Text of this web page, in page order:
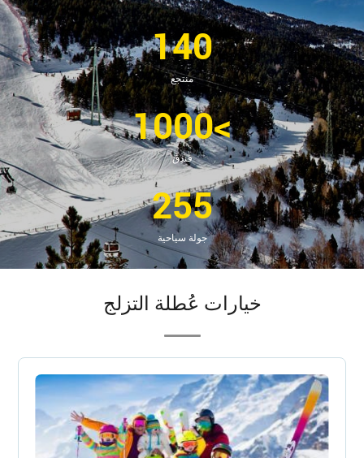
140
منتجع
>1000
فندق
255
جولة سياحية
خيارات عُطلة التزلج